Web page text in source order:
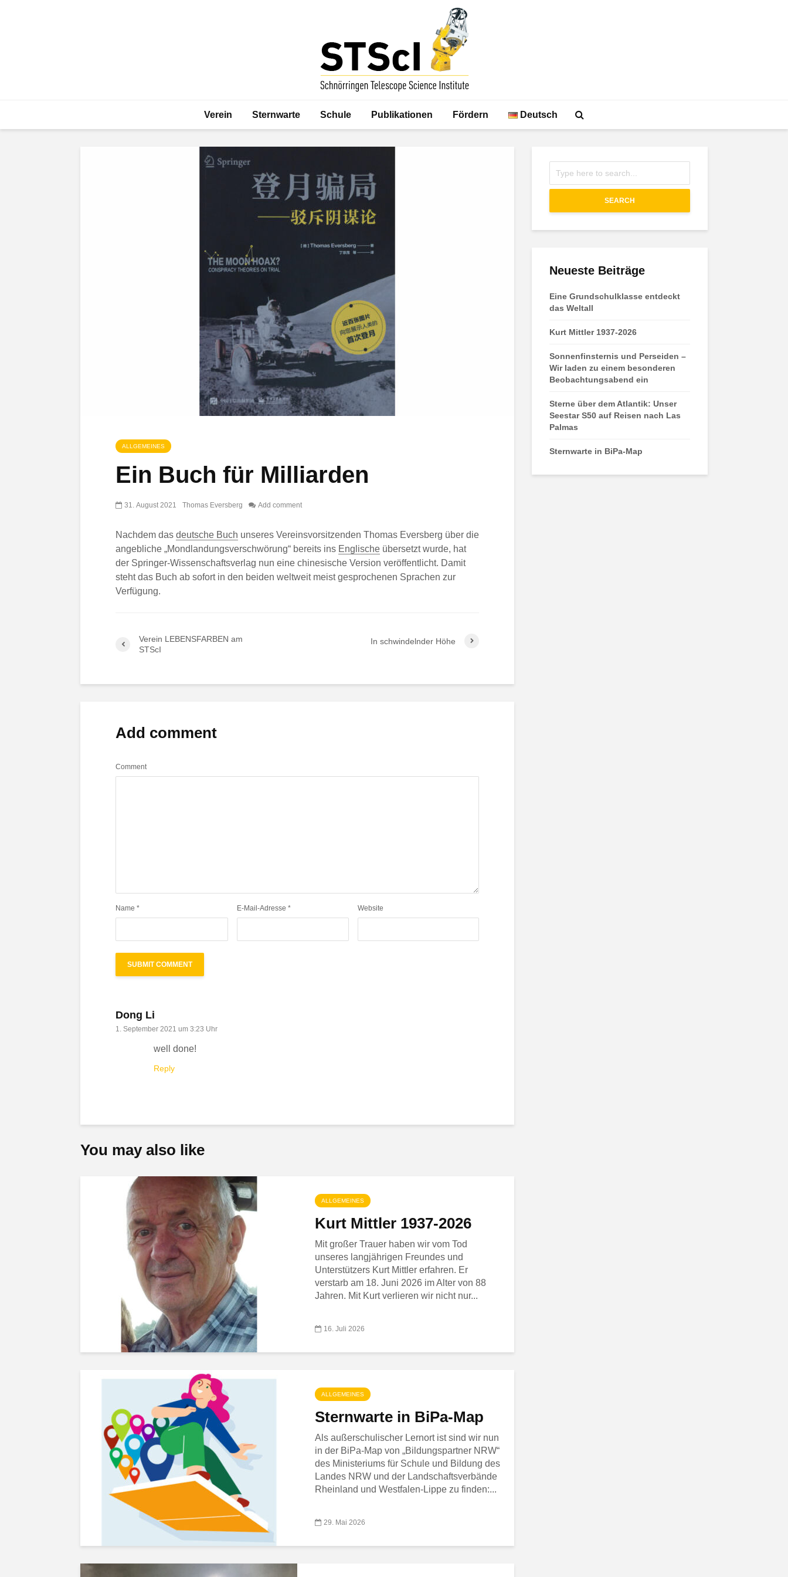
Verein Sternwarte Schule Publikationen Fördern Deutsch
ALLGEMEINES
Ein Buch für Milliarden
31. August 2021 Thomas Eversberg Add comment
Nachdem das deutsche Buch unseres Vereinsvorsitzenden Thomas Eversberg über die
angebliche „Mondlandungsverschwörung“ bereits ins Englische übersetzt wurde, hat
der Springer-Wissenschaftsverlag nun eine chinesische Version veröffentlicht. Damit
steht das Buch ab sofort in den beiden weltweit meist gesprochenen Sprachen zur
Verfügung.
Verein LEBENSFARBEN am
STScI
In schwindelnder Höhe
Add comment
Comment
Name * E-Mail-Adresse * Website
Dong Li
1. September 2021 um 3:23 Uhr
well done!
Reply
You may also like
ALLGEMEINES
Kurt Mittler 1937-2026
Mit großer Trauer haben wir vom Tod
unseres langjährigen Freundes und
Unterstützers Kurt Mittler erfahren. Er
verstarb am 18. Juni 2026 im Alter von 88
Jahren. Mit Kurt verlieren wir nicht nur...
16. Juli 2026
ALLGEMEINES
Sternwarte in BiPa-Map
Als außerschulischer Lernort ist sind wir nun
in der BiPa-Map von „Bildungspartner NRW“
des Ministeriums für Schule und Bildung des
Landes NRW und der Landschaftsverbände
Rheinland und Westfalen-Lippe zu finden:...
29. Mai 2026
SEARCH
Neueste Beiträge
Eine Grundschulklasse entdeckt
das Weltall
Kurt Mittler 1937-2026
Sonnenfinsternis und Perseiden –
Wir laden zu einem besonderen
Beobachtungsabend ein
Sterne über dem Atlantik: Unser
Seestar S50 auf Reisen nach Las
Palmas
Sternwarte in BiPa-Map